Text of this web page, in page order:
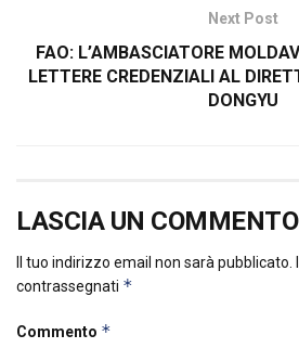
Next Post
FAO: L’AMBASCIATORE
LETTERE CREDENZIALI AL
DONGYU
LASCIA UN COMMENTO
Il tuo indirizzo email non sarà pubblicato.
contrassegnati *
Commento *